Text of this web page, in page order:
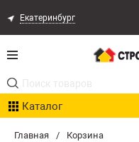
Главная / Корзина
Екатеринбург
Каталог
Акции
Расчет доставки